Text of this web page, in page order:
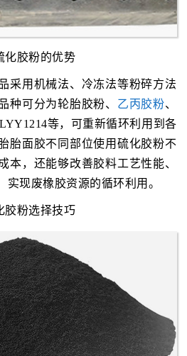
化胶粉的优势
采用机械法、冷冻法等粉碎方法
种可分为轮胎胶粉、 乙丙胶粉、
等，可重新循环利用到各
胎面胶不同部位使用硫化胶粉不
本，还能够改善胶料工艺性能、
实现废橡胶资源的循环利用。
胶粉选择技巧